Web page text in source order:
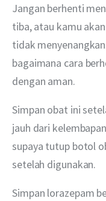
Jangan berhenti
tiba, atau kamu
tidak
bagaimana cara
dengan aman.
Simpan obat ini
jauh dari
supaya tutup botol
setelah digunakan.
Simpan lorazepam